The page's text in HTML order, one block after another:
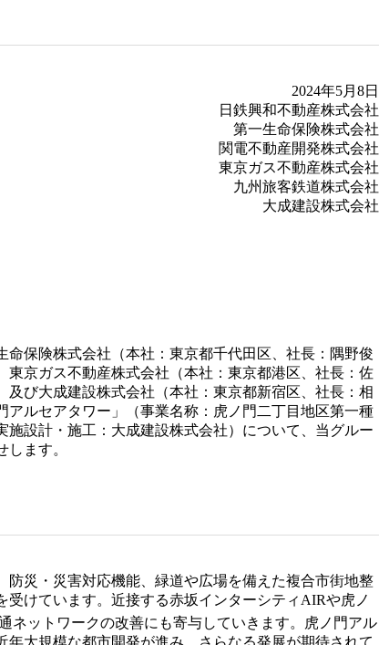
2024年5月8日
日鉄興和不動産株式会社
第一生命保険株式会社
関電不動産開発株式会社
東京ガス不動産株式会社
九州旅客鉄道株式会社
大成建設株式会社
保険株式会社（本社：東京都千代田区、社長：隅野俊
京ガス不動産株式会社（本社：東京都港区、社長：佐
び大成建設株式会社（本社：東京都新宿区、社長：相
ルセアタワー」（事業名称：虎ノ門二丁目地区第一種
設計・施工：大成建設株式会社）について、当グルー
ます。
災・災害対応機能、緑道や広場を備えた複合市街地整
けています。近接する赤坂インターシティAIRや虎ノ
ネットワークの改善にも寄与していきます。虎ノ門アル
大規模な都市開発が進み、さらなる発展が期待されて